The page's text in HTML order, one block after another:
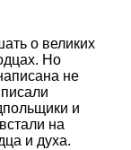
о великих
Но
не
и
на
и духа.